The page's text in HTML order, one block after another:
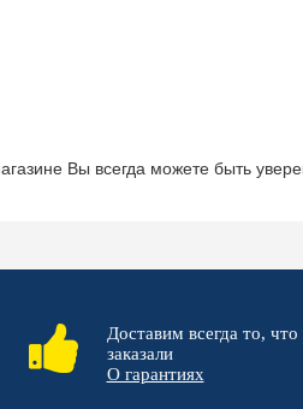
Вы всегда можете быть
Доставим всегда то,
заказали
О гарантиях